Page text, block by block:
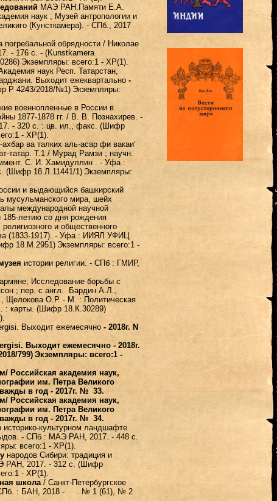
МАЭ РАН.Памяти Е.А.
наук ; Музей антропологии и
(Кунсткамера). - СПб., 2017
погребальной обрядности / Николае
- 176 с. - (Kunstkamera
Экземпляры: всего:1 - ХР(1).
наук Респ. Татарстан,
Выходит ежеквартально-
Р 4243/2018/№1) Экземпляры:
военнопленные в России в
1877-1878 гг. / В. В. Познахирев. -
- 320 с. : цв. ил., факс. (Шифр
- ХР(1).
ва талких аль-асар фи вакаиʻ
татар. Т.1 / Мурад Рамзи ; научн.
С. И. Хамидуллин . - Уфа :
(Шифр 18.Л.11441/1) Экземпляры:
и выдающийся башкирский
мусульманского мира, шейх
международной научной
летию со дня рождения
и общественного
(1833-1917). - Уфа : ИИЯЛ УФИЦ
18.М.2951) Экземпляры: всего:1 -
истории религии. - СПб : ГМИР,
Исследование борьбы с
; пер. с англ. Бардин А.Л.,
Щелокова О.Р. - М. : Политическая
: карты. (Шифр 18.К.30289)
Выходит ежемесячно- 2018г. N
Выходит ежемесячно - 2018г.
799) Экземпляры: всего:1 -
Российская академия наук,
им. Петра Великого
в год - 2017г. № 33.
Российская академия наук,
им. Петра Великого
в год - 2017г. № 34.
историко-культурном ландшафте
- СПб : МАЭ РАН, 2017. - 448 с.
всего:1 - ХР(1).
народов Сибири: традиция и
РАН, 2017. - 312 с. (Шифр
- ХР(1).
школа/ Санкт-Петербургское
СПб. : БАН, 2018 - . № 1 (61), № 2